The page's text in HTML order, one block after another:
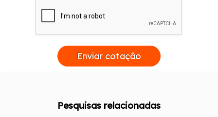
Enviar cotação
Pesquisas relacionadas